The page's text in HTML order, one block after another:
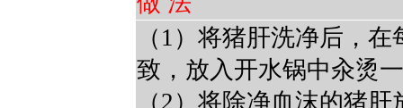
（1）将猪肝洗净后，
致，放入开水锅中汆烫
（2）将除净血沫的猪